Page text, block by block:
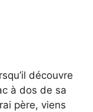
découvre
à dos de sa
père, viens